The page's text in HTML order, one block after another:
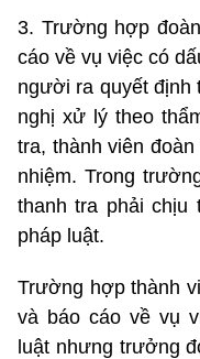
3. Trường hợp
cáo về vụ việc có
người ra quyết định
nghị xử lý theo
tra, thành viên
nhiệm. Trong
thanh tra phải chịu
pháp luật.
Trường hợp thành
và báo cáo về vụ
luật nhưng trưởng